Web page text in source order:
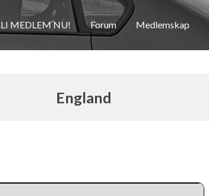
MEDLEM NU! Forum Medlemskap
England